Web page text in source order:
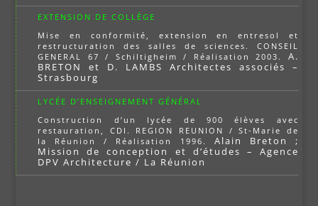
EXTENSION DE COLLÈGE
Mise en conformité, extension en entresol et
restructuration des salles de sciences. CONSEIL
GENERAL 67 / Schiltigheim / Réalisation 2003. A.
BRETON et D. LAMBS Architectes associés –
Strasbourg
LYCÉE D’ENSEIGNEMENT GÉNÉRAL
Construction d’un lycée de 900 élèves avec
restauration, CDI. REGION REUNION / St-Marie de
la Réunion / Réalisation 1996. Alain Breton ;
Mission de conception et d’études – Agence
DPV Architecture / La Réunion